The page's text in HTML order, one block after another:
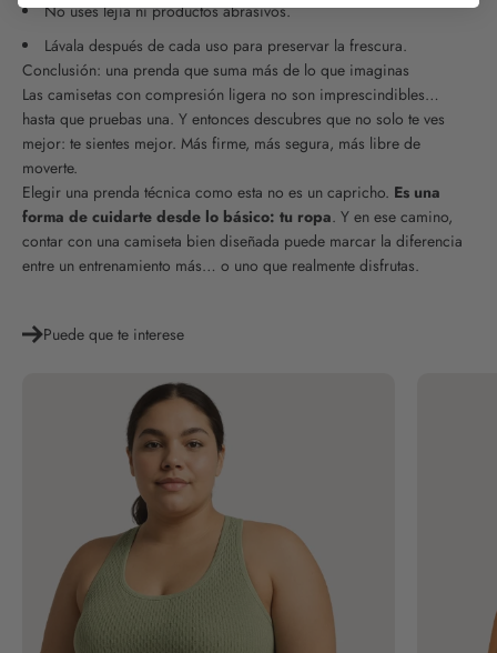
No uses lejía ni productos abrasivos.
Lávala después de cada uso para preservar la frescura.
Conclusión: una prenda que suma más de lo que imaginas
Las camisetas con compresión ligera no son imprescindibles…
hasta que pruebas una. Y entonces descubres que no solo te ves
mejor: te sientes mejor. Más firme, más segura, más libre de
moverte.
Elegir una prenda técnica como esta no es un capricho. Es una
forma de cuidarte desde lo básico: tu ropa. Y en ese camino,
contar con una camiseta bien diseñada puede marcar la diferencia
entre un entrenamiento más… o uno que realmente disfrutas.
Puede que te interese